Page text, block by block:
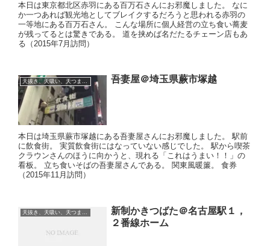
本日は東京都北区赤羽にある百万石さんにお邪魔しました。 なに
か一つあれば観光地としてブレイクするだろうと思われる赤羽の
一等地にある百万石さん。 こんな場所に個人経営の立ち食い蕎麦
が残ってるとは驚きである。 道を挟めば名だたるチェーン店もあ
る（2015年7月訪問）
天抜き、天吸い、天つま、立ち食い、蕎麦、etc 吾妻屋＠埼玉県蕨市塚越
本日は埼玉県蕨市塚越にある吾妻屋さんにお邪魔しました。 駅前
に飲食街。 実質飲食街にはなっていない感じでした。 駅から喫茶
クラウンさんのほうに向かうと、現れる「これはうまい！！」の
看板。 立ち食いそばの吾妻屋さんである。 関東風暖簾。 食券
（2015年11月訪問）
天抜き、天吸い、天つま、立ち食い、蕎麦、etc
新制かきつばた＠名古屋駅１，
２番線ホーム